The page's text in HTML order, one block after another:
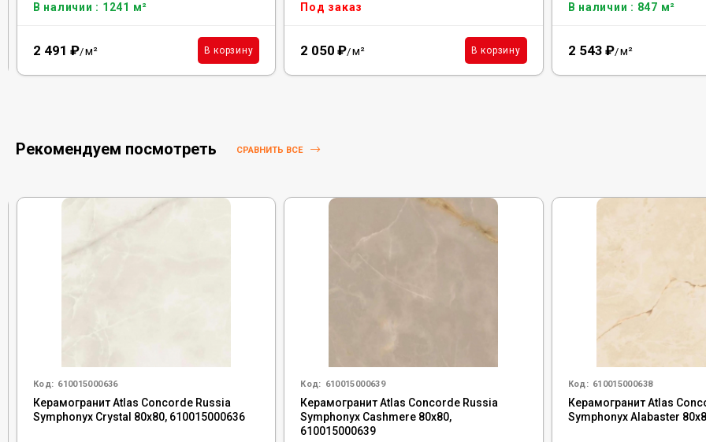
В наличии : 1241 м²
2 491 ₽/м² В корзину
Под заказ
2 050 ₽/м² В корзину
В наличии : 847 м²
2 543 ₽/м²
Рекомендуем посмотреть СРАВНИТЬ ВСЕ
Код: 610015000636
Керамогранит Atlas Concorde Russia
Symphonyx Crystal 80x80, 610015000636
Код: 610015000639
Керамогранит Atlas Concorde Russia
Symphonyx Cashmere 80x80,
610015000639
Код: 610015000638
Керамогранит Atlas
Symphonyx Alabaster